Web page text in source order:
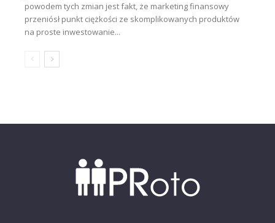
powodem tych zmian jest fakt, że marketing finansowy
przeniósł punkt ciężkości ze skomplikowanych produktów
na proste inwestowanie...